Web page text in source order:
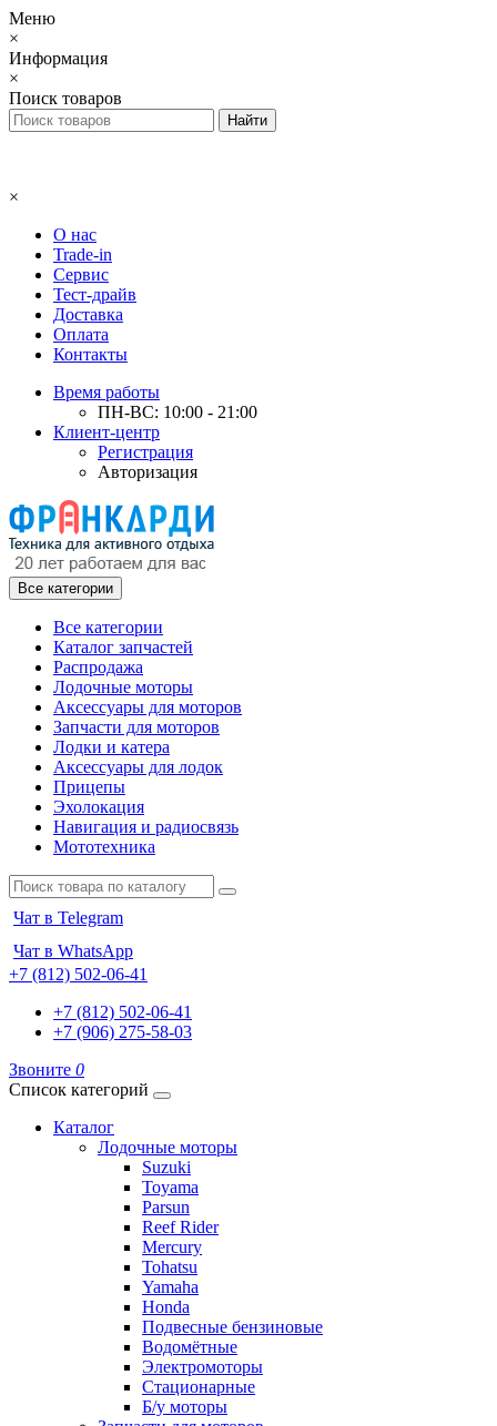
Меню
×
Информация
×
Поиск товаров
×
О нас
Trade-in
Сервис
Тест-драйв
Доставка
Оплата
Контакты
Время работы
ПН-ВС: 10:00 - 21:00
Клиент-центр
Регистрация
Авторизация
Все категории
Все категории
Каталог запчастей
Распродажа
Лодочные моторы
Аксессуары для моторов
Запчасти для моторов
Лодки и катера
Аксессуары для лодок
Прицепы
Эхолокация
Навигация и радиосвязь
Мототехника
Чат в Telegram
Чат в WhatsApp
+7 (812) 502-06-41
+7 (812) 502-06-41
+7 (906) 275-58-03
Звоните 0
Список категорий
Каталог
Лодочные моторы
Suzuki
Toyama
Parsun
Reef Rider
Mercury
Tohatsu
Yamaha
Honda
Подвесные бензиновые
Водомётные
Электромоторы
Стационарные
Б/у моторы